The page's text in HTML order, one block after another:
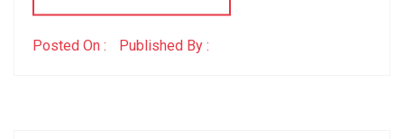
Posted On : Published By :